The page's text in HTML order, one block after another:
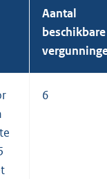
Aantal
beschikbare
6